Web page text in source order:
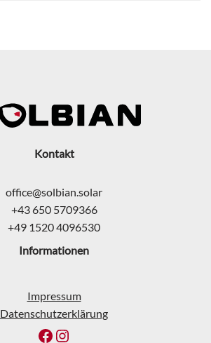
Kontakt
office@solbian.solar
+43 650 5709366
+49 1520 4096530
Informationen
Impressum
Datenschutzerklärung